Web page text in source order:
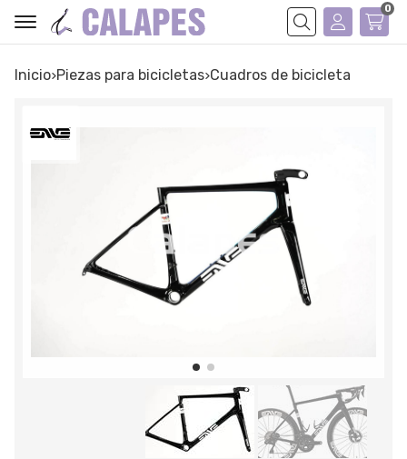
Buscar
0
Inicio piezas para bicicletas cuadros de bicicleta